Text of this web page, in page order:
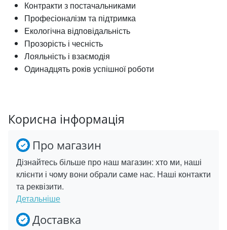
Контракти з постачальниками
Професіоналізм та підтримка
Екологічна відповідальність
Прозорість і чесність
Лояльність і взаємодія
Одинадцять років успішної роботи
Корисна інформація
Про магазин
Дізнайтесь більше про наш магазин: хто ми, наші
клієнти і чому вони обрали саме нас. Наші контакти
та реквізити.
Детальніше
Доставка